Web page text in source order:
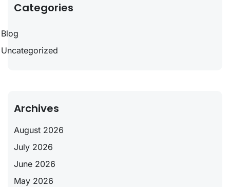
Categories
Blog
Uncategorized
Archives
August 2026
July 2026
June 2026
May 2026